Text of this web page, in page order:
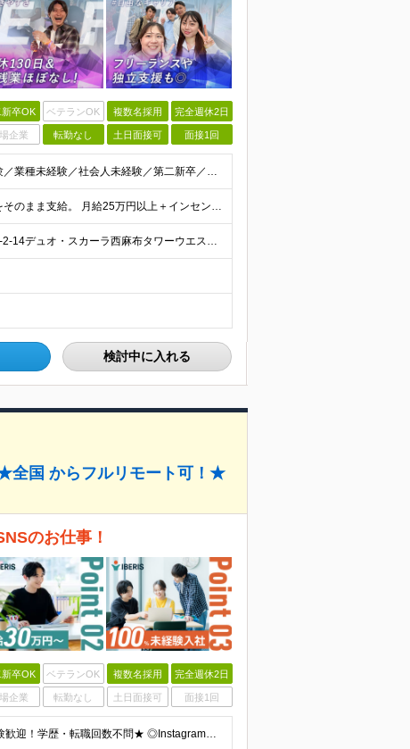
新卒OK ベテランOK 複数名採用 完全週休2日
場企業 転勤なし 土日面接可 面接1回
【必須条件】在学中でないこと 学歴不問／職種未経験／業種未経験／社会人未経験／第二新卒／ブランクOK ◎応募時に特別な経験やスキルは必要ありません。 意欲・人柄重視の採用です！ ＼こんなあなた
＜平均月収45万円！＞ ”業界最大値”売上の45％以上をそのまま支給。 月給25万円以上＋インセンティブ ※研修後、月給35万円スタートの実績あり！ ◎経験・能力を考慮し決定します。 ◎頑張りに応じ
★研修終了後通勤不要！ 【本社】東京都港区西麻布1-2-14デュオ・スカーラ西麻布タワーウエスト 602号室 【品川支社】東京都品川区西五反田5-23-3BLOCKS目黒不動前3階 【大阪支社】大阪
検討中に入れる
全国 からフルリモート可！★
のお仕事！
新卒OK ベテランOK 複数名採用 完全週休2日
場企業 転勤なし 土日面接可 面接1回
＼20代活躍中！第二新卒・フリーター歓迎／ ★未経験歓迎！学歴・転職回数不問★ ◎Instagram／TikTok／X／YouTubeなど、 SNSを見るのが好きな方大歓迎です♪ ＼100％ポテン